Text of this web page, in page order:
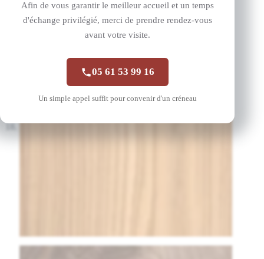
Afin de vous garantir le meilleur accueil et un temps
d'échange privilégié, merci de prendre rendez-vous
avant votre visite.
05 61 53 99 16
Un simple appel suffit pour convenir d'un créneau